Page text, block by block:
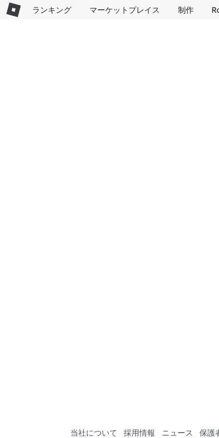
ランキング マーケットプレイス 制作
当社について 採用情報 ニュース 保護